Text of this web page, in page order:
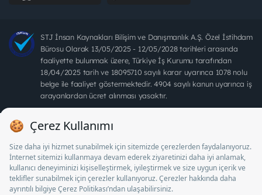
STJ İnsan Kaynakları Bilişim ve Danışmanlık A.Ş. Özel İstihdam
Bürosu Olarak 13/05/2025 - 12/05/2028 tarihleri arasında
faaliyette bulunmak üzere, Türkiye İş Kurumu tarafından
18/04/2025 tarih ve 18095710 sayılı karar uyarınca 1078 nolu
belge ile faaliyet göstermektedir. 4904 sayılı kanun uyarınca iş
arayanlardan ücret alınması yasaktır.